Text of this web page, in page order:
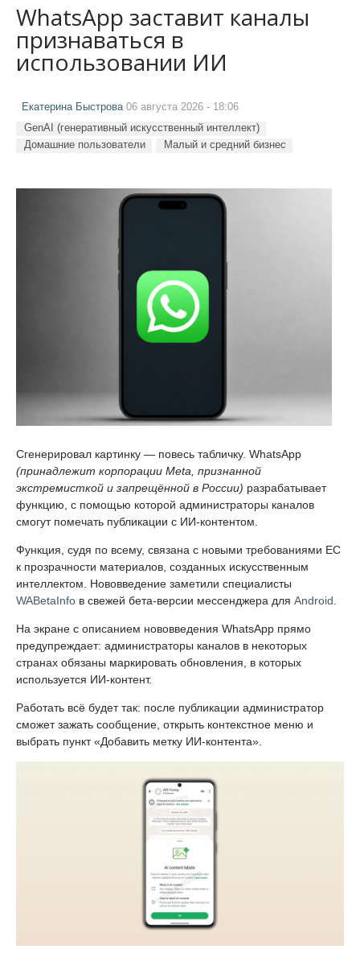
WhatsApp заставит каналы
признаваться в
использовании ИИ
Екатерина Быстрова 06 августа 2026 - 18:06
GenAI (генеративный искусственный интеллект)
Домашние пользователи
Малый и средний бизнес
Сгенерировал картинку — повесь табличку. WhatsApp
(принадлежит корпорации Meta, признанной
экстремисткой и запрещённой в России) разрабатывает
функцию, с помощью которой администраторы каналов
смогут помечать публикации с ИИ-контентом.
Функция, судя по всему, связана с новыми требованиями ЕС
к прозрачности материалов, созданных искусственным
интеллектом. Нововведение заметили специалисты
WABetaInfo в свежей бета-версии мессенджера для Android
На экране с описанием нововведения WhatsApp прямо
предупреждает: администраторы каналов в некоторых
странах обязаны маркировать обновления, в которых
используется ИИ-контент.
Работать всё будет так: после публикации администратор
сможет зажать сообщение, открыть контекстное меню и
выбрать пункт «Добавить метку ИИ-контента».